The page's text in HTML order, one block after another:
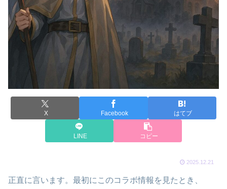
X Facebook はてブ
LINE コピー
2025.12.21
正直に言います。最初にこのコラボ情報を見たとき、